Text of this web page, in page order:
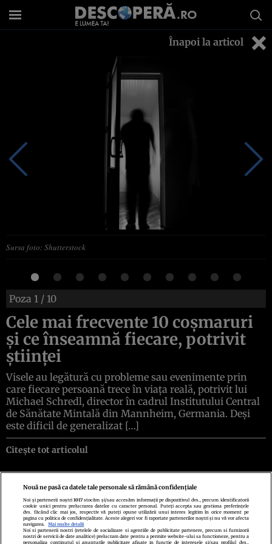
Înapoi la articol
Sursa foto: Shutterstock
Poza 1 / 10
Cele mai frecvente 10 coșmaruri
și ce înseamnă fiecare, potrivit
științei
Visele au legătură cu probleme sau evenimente prin
care fiecare persoană trece în viața reală, potrivit lui
Michael Schredl, director în cadrul Institutului Central
de Sănătate Mintală din Mannheim, Germania. Deși
este dificil de generalizat […]
Citește tot articolul
Politica de confidenţialitatePolitica de cookiesTermeni şi condiţii
Echipa redacționalăContactSetări Cookies
Nouă ne pasă ca datele tale personale să rămână confidențiale
Noi și partenerii noștri1017 stocăm și/sau accesăm informații pe dispozitivul dvs., precum identificatorii
cookie unici pentru prelucrarea datelor cu caracter personal. Puteți accepta sau gestiona preferințele
dvs. făcând clic mai jos, respectiv vă puteți opune utilizării unui interes legitim în orice moment pe
pagina cu politica de confidențialitate. Aceste alegeri vor fi raportate partenerilor noștri și nu vă vor afecta
navigarea.
Mai multe detalii
Noi si partenerii nostri (retelele de socializare si agentiile de publicitate partenere, precum si furnizorii
nostri de servicii de date analitice) prelucram date pentru a permite website-ului sa functioneze, pentru a
personaliza continutul si anunturile publicitare afisate in functie de interesele si/sau profilul dvs.,